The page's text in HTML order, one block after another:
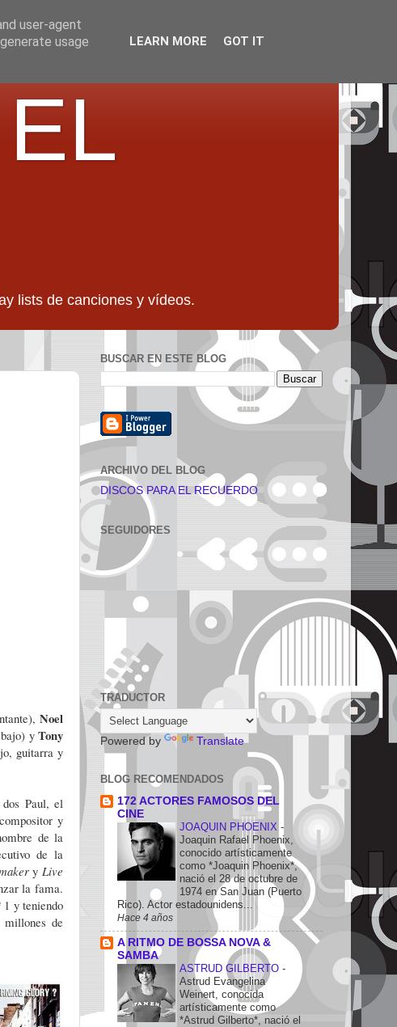
lists de canciones y vídeos.
Noel
yTony
guitarra y
Paul, el
y
de la
de la
yLive
la fama.
1 y teniendo
millones de
BUSCAR EN ESTE BLOG
ARCHIVO DEL BLOG
DISCOS PARA EL RECUERDO
SEGUIDORES
TRADUCTOR
Powered by Translate
BLOG RECOMENDADOS
172 ACTORES FAMOSOS DEL
CINE
JOAQUIN PHOENIX -
Joaquin Rafael Phoenix,
conocido artísticamente
como *Joaquin Phoenix*,
nació el 28 de octubre de
1974 en San Juan (Puerto
Rico). Actor estadounidens...
Hace 4 años
A RITMO DE BOSSA NOVA &
SAMBA
ASTRUD GILBERTO -
Astrud Evangelina
Weinert, conocida
artísticamente como
*Astrud Gilberto*, nació el
user-agent
usage
LEARN MORE GOT IT